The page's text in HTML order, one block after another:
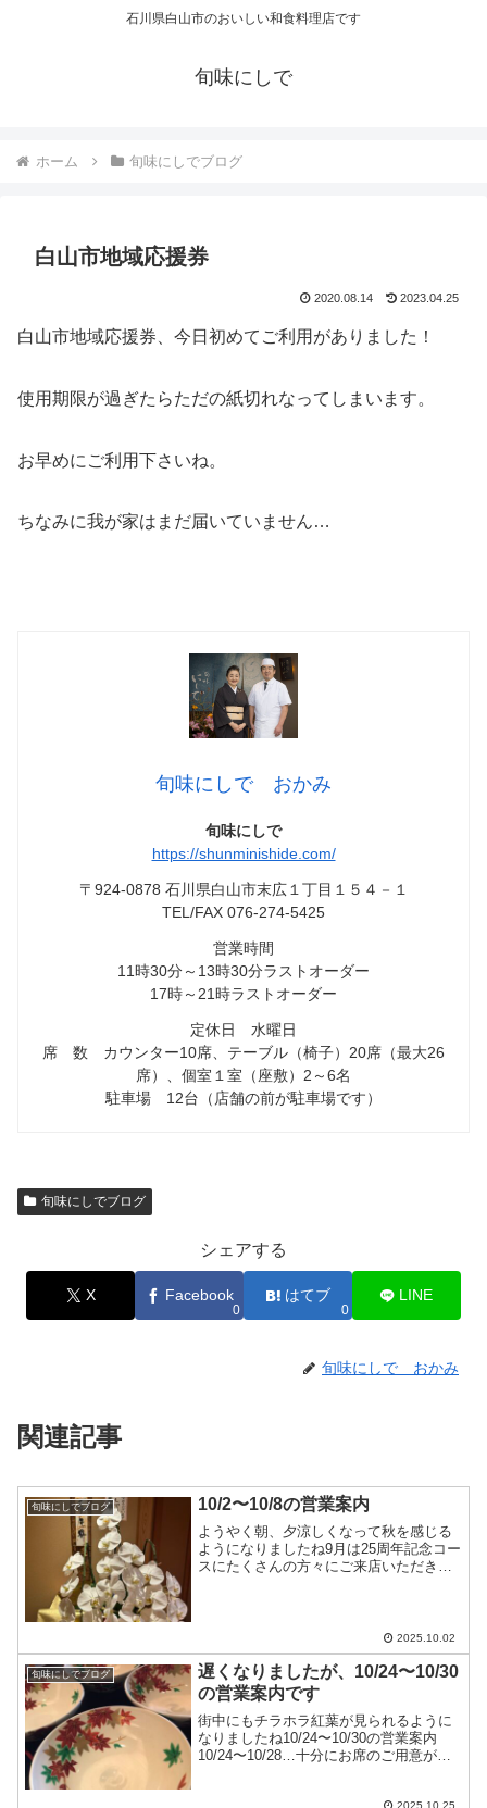
石川県白山市のおいしい和食料理店です
旬味にしで
ホーム 旬味にしでブログ
白山市地域応援券
2020.08.14 2023.04.25
白山市地域応援券、今日初めてご利用がありました！
使用期限が過ぎたらただの紙切れなってしまいます。
お早めにご利用下さいね。
ちなみに我が家はまだ届いていません…
旬味にしで おかみ
旬味にしで
https://shunminishide.com/
〒924-0878 石川県白山市末広１丁目１５４－１
TEL/FAX 076-274-5425
営業時間
11時30分～13時30分ラストオーダー
17時～21時ラストオーダー
定休日 水曜日
席 数 カウンター10席、テーブル（椅子）20席（最大26
席）、個室１室（座敷）2～6名
駐車場 12台（店舗の前が駐車場です）
旬味にしでブログ
シェアする
X Facebook
0
はてブ
0
LINE
旬味にしで おかみ
関連記事
旬味にしでブログ 10/2〜10/8の営業案内
ようやく朝、夕涼しくなって秋を感じる
ようになりましたね9月は25周年記念コー
スにたくさんの方々にご来店いただき、
2025.10.02
旬味にしでブログ
遅くなりましたが、10/24〜10/30
の営業案内です
街中にもチラホラ紅葉が見られるように
なりましたね10/24〜10/30の営業案内
10/24〜10/28…十分にお席のご用意が出
2025.10.25